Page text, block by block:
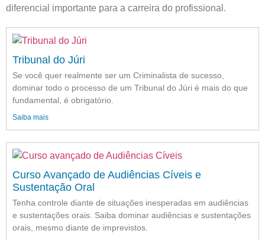
diferencial importante para a carreira do profissional.
Tribunal do Júri
Se você quer realmente ser um Criminalista de sucesso,
dominar todo o processo de um Tribunal do Júri é mais do que
fundamental, é obrigatório.
Saiba mais
Curso Avançado de Audiências Cíveis e
Sustentação Oral
Tenha controle diante de situações inesperadas em audiências
e sustentações orais. Saiba dominar audiências e sustentações
orais, mesmo diante de imprevistos.